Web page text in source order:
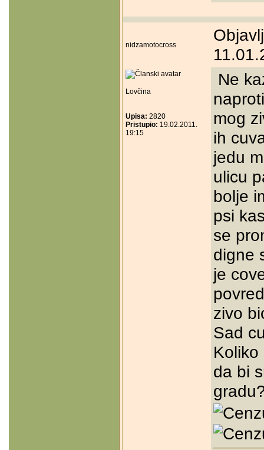
nidzamotocross
Lovčina
Upisa: 2820
Pristupio: 19.02.2011.
19:15
Ne
mog
ih
jedu
ulicu
bolje
psi
se
digne
je
zivo
Sad
da bi